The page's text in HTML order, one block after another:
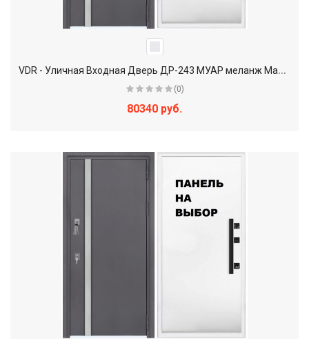
V
DR - Уличная Входная Дверь ДР-243 МУАР меланж Махагон / Белый
(0)
80340 руб.